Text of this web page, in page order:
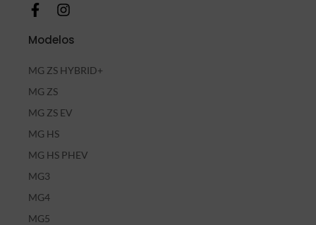
Modelos
MG ZS HYBRID+
MG ZS
MG ZS EV
MG HS
MG HS PHEV
MG3
MG4
MG5